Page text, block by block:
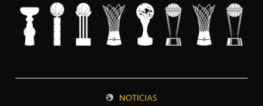
NOTICIAS